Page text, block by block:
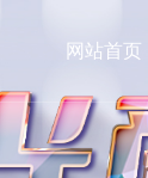
网站首页